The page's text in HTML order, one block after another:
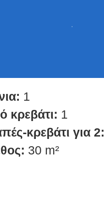
1
κρεβάτι: 1
κρεβάτι για 2:
30 m²